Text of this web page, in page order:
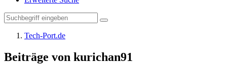
Tech-Port.de
Beiträge von kurichan91